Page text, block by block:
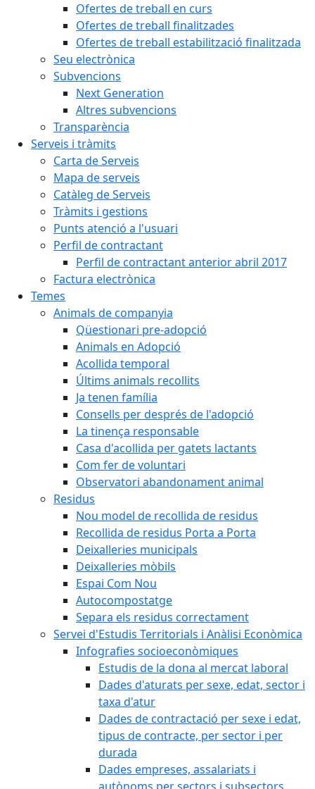
Ofertes de treball en curs
Ofertes de treball finalitzades
Ofertes de treball estabilització finalitzada
Seu electrònica
Subvencions
Next Generation
Altres subvencions
Transparència
Serveis i tràmits
Carta de Serveis
Mapa de serveis
Catàleg de Serveis
Tràmits i gestions
Punts atenció a l'usuari
Perfil de contractant
Perfil de contractant anterior abril 2017
Factura electrònica
Temes
Animals de companyia
Qüestionari pre-adopció
Animals en Adopció
Acollida temporal
Últims animals recollits
Ja tenen família
Consells per després de l'adopció
La tinença responsable
Casa d'acollida per gatets lactants
Com fer de voluntari
Observatori abandonament animal
Residus
Nou model de recollida de residus
Recollida de residus Porta a Porta
Deixalleries municipals
Deixalleries mòbils
Espai Com Nou
Autocompostatge
Separa els residus correctament
Servei d'Estudis Territorials i Anàlisi Econòmica
Infografies socioeconòmiques
Estudis de la dona al mercat laboral
Dades d'aturats per sexe, edat, sector i
taxa d'atur
Dades de contractació per sexe i edat,
tipus de contracte, per sector i per
durada
Dades empreses, assalariats i